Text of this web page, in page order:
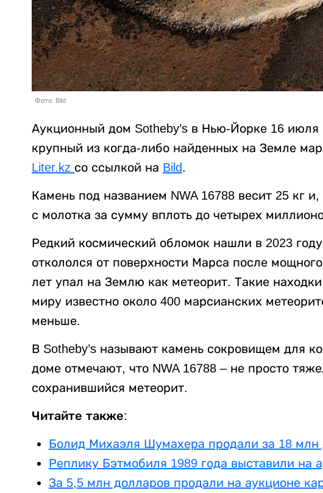
Фото: Bild
Аукционный дом Sotheby’s в Нью-Йорке 16 июля
крупный из когда-либо найденных на Земле
Liter.kz со ссылкой на Bild.
Камень под названием NWA 16788 весит 25 кг
с молотка за сумму вплоть до четырех
Редкий космический обломок нашли в 2023
откололся от поверхности Марса после
лет упал на Землю как метеорит. Такие
миру известно около 400 марсианских
меньше.
В Sotheby’s называют камень сокровищем для
доме отмечают, что NWA 16788 – не просто
сохранившийся метеорит.
Читайте также:
Болид Михаэля Шумахера продали за 18 млн
Реплику Бэтмобиля 1989 года выставили на
За 5,5 млн долларов продали на аукционе